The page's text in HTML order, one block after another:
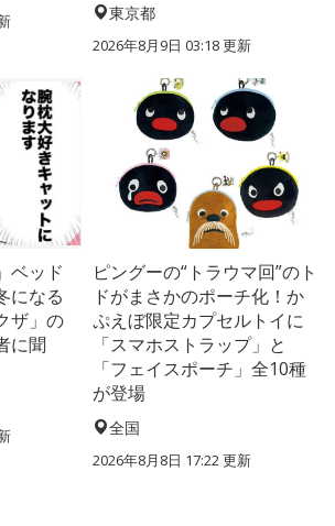
東京都
2026年8月9日 03:18更新
ベッド
になる
ザ」の
に聞
ピングーの“トラウマ回”のト
ドがまさかのポーチ化！か
ぷえぼ限定カプセルトイに
「スマホストラップ」と
「フェイスポーチ」全10種
が登場
全国
2026年8月8日 17:22更新